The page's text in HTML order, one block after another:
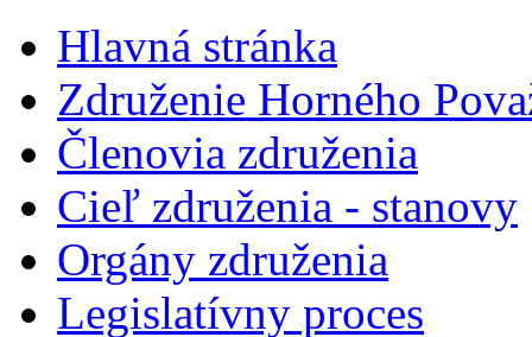
Hlavná stránka
Združenie Horného
Členovia združenia
Cieľ združenia - stanovy
Orgány združenia
Legislatí­vny proces